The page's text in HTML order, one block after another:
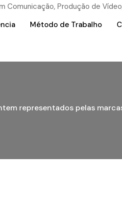
Método de Trabalho
representados pelas